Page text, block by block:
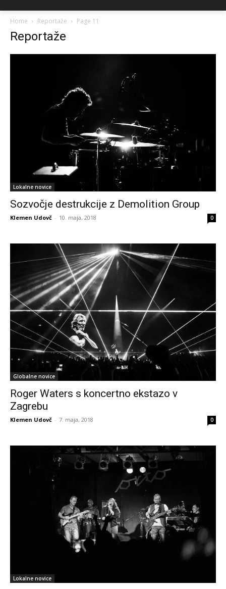
Home Reportaže Page 11
Reportaže
Lokalne novice
Sozvočje destrukcije z Demolition Group
Klemen Udovč - 10. maja, 2018 0
Globalne novice
Roger Waters s koncertno ekstazo v
Zagrebu
Klemen Udovč - 7. maja, 2018 0
Lokalne novice